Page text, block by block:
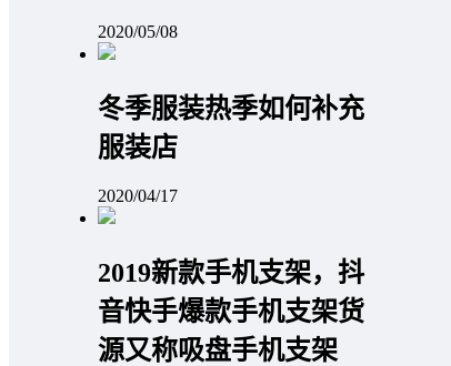
2020/05/08
冬季服装热季如何补充
服装店
2020/04/17
2019新款手机支架，抖
音快手爆款手机支架货
源又称吸盘手机支架